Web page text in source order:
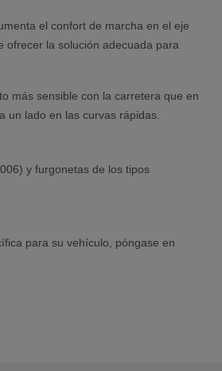
el confort de marcha en el eje
ofrecer la solución adecuada para
más sensible con la carretera que en
un lado en las curvas rápidas.
y furgonetas de los tipos
para su vehículo, póngase en